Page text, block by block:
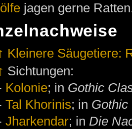
jagen gerne
Kleinere Säugetiere:
Sichtungen:
Kolonie; in Gothic
Tal Khorinis; in Gothic
Jharkendar; in Die